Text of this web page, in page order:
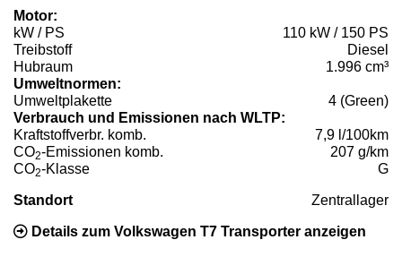
Motor:
kW / PS
110 kW / 150 PS
Treibstoff
Diesel
Hubraum
1.996 cm³
Umweltnormen:
Umweltplakette
4 (Green)
Verbrauch und Emissionen nach WLTP:
Kraftstoffverbr. komb.
7,9 l/100km
CO2-Emissionen komb.
207 g/km
CO2-Klasse G
Standort Zentrallager
Details zum Volkswagen T7 Transporter anzeigen